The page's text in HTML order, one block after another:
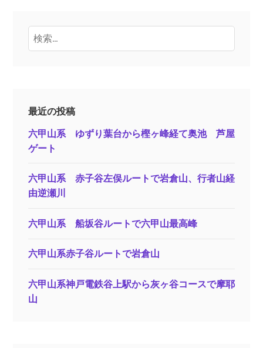
検
索:
最近の投稿
六甲山系 ゆずり葉台から樫ヶ峰経て奥池 芦屋
ゲート
六甲山系 赤子谷左俣ルートで岩倉山、行者山経
由逆瀬川
六甲山系 船坂谷ルートで六甲山最高峰
六甲山系赤子谷ルートで岩倉山
六甲山系神戸電鉄谷上駅から灰ヶ谷コースで摩耶
山